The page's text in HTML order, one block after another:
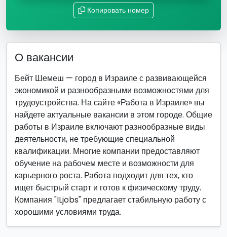
Копировать номер
О вакансии
Бейт Шемеш — город в Израиле с развивающейся
экономикой и разнообразными возможностями для
трудоустройства. На сайте «Работа в Израиле» вы
найдете актуальные вакансии в этом городе. Общие
работы в Израиле включают разнообразные виды
деятельности, не требующие специальной
квалификации. Многие компании предоставляют
обучение на рабочем месте и возможности для
карьерного роста. Работа подходит для тех, кто
ищет быстрый старт и готов к физическому труду.
Компания "ILjobs" предлагает стабильную работу с
хорошими условиями труда.